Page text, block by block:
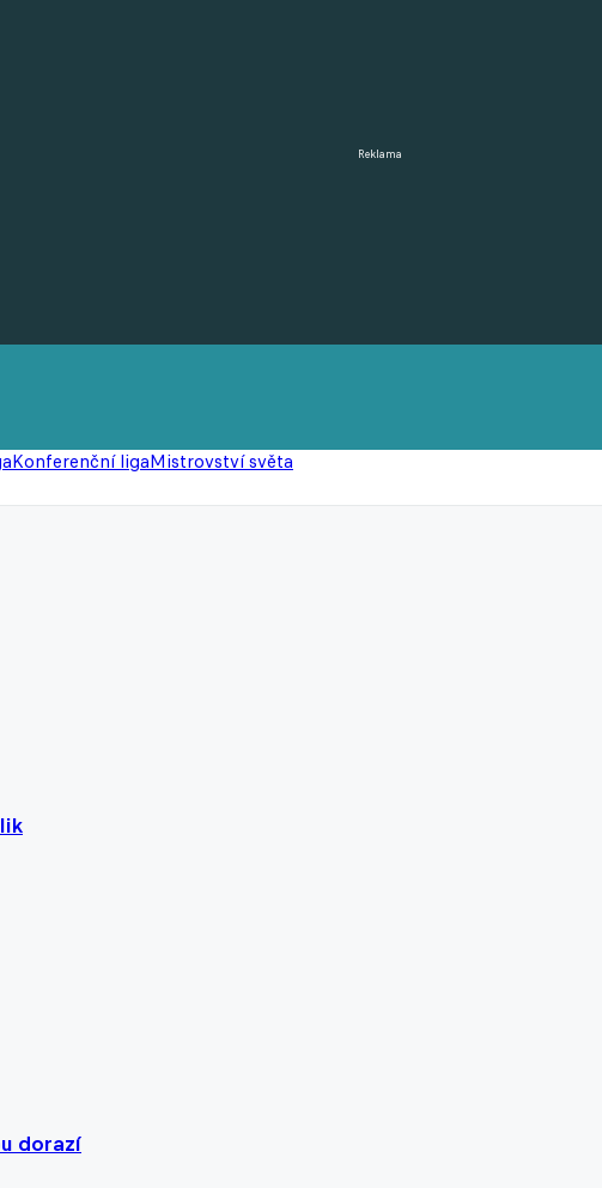
Reklama
Konferenční ligaMistrovství světa
dorazí